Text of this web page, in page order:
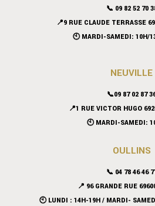
📞 09 82 52 70
📍9 RUE CLAUDE TERRASSE
🕙 MARDI-SAMEDI: 10H/
NEUVILLE
📞09 87 02 87
📍1 RUE VICTOR HUGO
🕙 MARDI-SAMEDI:
OULLINS
📞 04 78 46 46
📍 96 GRANDE RUE
🕙 LUNDI : 14H-19H / MARDI-